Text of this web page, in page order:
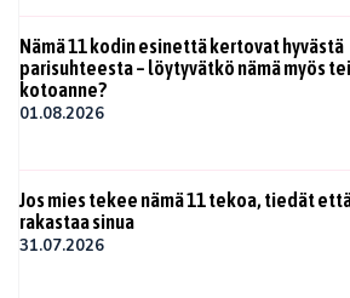
Nämä 11 kodin esinettä kertovat hyvästä
parisuhteesta – löytyvätkö nämä myös
kotoanne?
01.08.2026
Jos mies tekee nämä 11 tekoa, tiedät
rakastaa sinua
31.07.2026